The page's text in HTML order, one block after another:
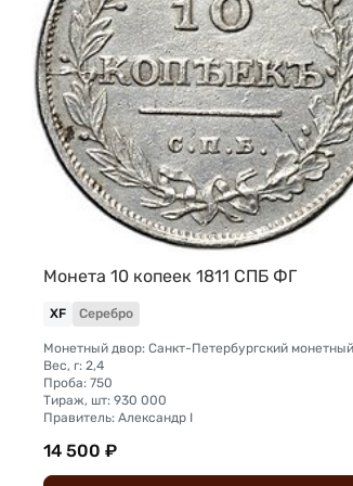
Монета 10 копеек 1811 СПБ ФГ
XF Серебро
Вес, г: 2,4
Проба: 750
Тираж, шт: 930 000
Правитель: Александр I
14 500 ₽